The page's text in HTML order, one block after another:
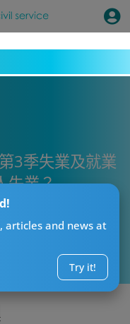
articles and news at
Try it!
3季失業及就業
失業？